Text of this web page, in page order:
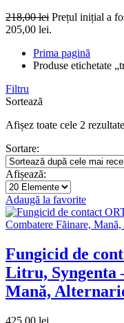
218,00lei Prețul inițial a
205,00 lei.
Prima pagină
Produse etichetate
Filtru
Sortează
Afișez toate cele 2 rezultate
Sortare:
Afișează:
Adaugă la favorite
Fungicid de
Litru, Syngenta
Mană,